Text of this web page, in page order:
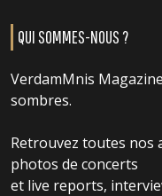
QUI SOMMES-NOUS ?
VerdamMnis
sombres.
Retrouvez toutes nos
photos de concerts
et live reports,